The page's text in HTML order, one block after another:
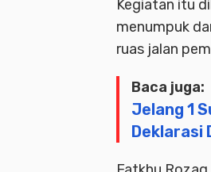
Kegiatan itu
menumpuk
ruas jalan
Baca juga:
Jelang 1
Deklarasi